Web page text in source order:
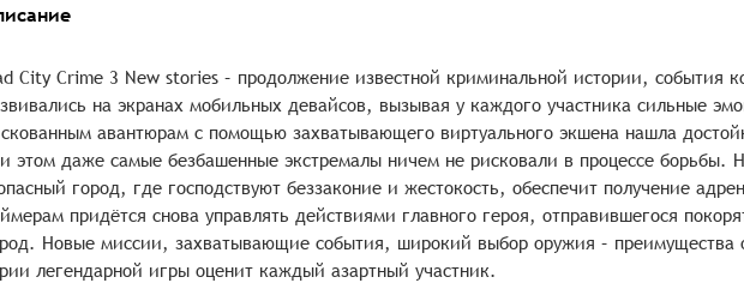
City Crime 3 New stories – продолжение известной криминальной истории, события
на экранах мобильных девайсов, вызывая у каждого участника сильные
авантюрам с помощью захватывающего виртуального экшена нашла
этом даже самые безбашенные экстремалы ничем не рисковали в процессе борьбы.
город, где господствуют беззаконие и жестокость, обеспечит получение
придётся снова управлять действиями главного героя, отправившегося
Новые миссии, захватывающие события, широкий выбор оружия – преимущества
легендарной игры оценит каждый азартный участник.